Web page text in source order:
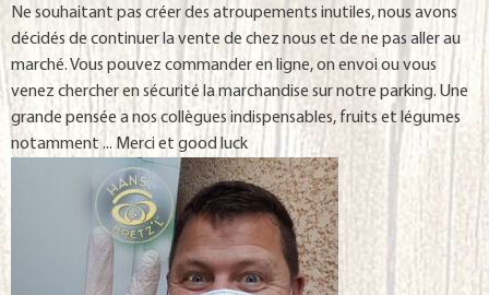
Ne souhaitant pas créer des atroupements inutiles, nous avons
décidés de continuer la vente de chez nous et de ne pas aller au
marché. Vous pouvez commander en ligne, on envoi ou vous
venez chercher en sécurité la marchandise sur notre parking. Une
grande pensée a nos collègues indispensables, fruits et légumes
notamment ... Merci et good luck